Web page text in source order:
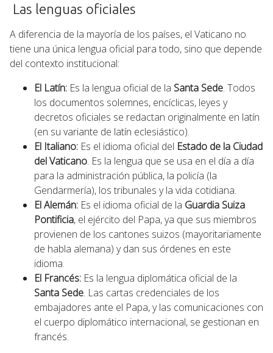
Las lenguas oficiales
A diferencia de la mayoría de los países, el Vaticano no
tiene una única lengua oficial para todo, sino que depende
del contexto institucional:
El Latín: Es la lengua oficial de la Santa Sede. Todos
los documentos solemnes, encíclicas, leyes y
decretos oficiales se redactan originalmente en latín
(en su variante de latín eclesiástico).
El Italiano: Es el idioma oficial del Estado de la Ciudad
del Vaticano. Es la lengua que se usa en el día a día
para la administración pública, la policía (la
Gendarmería), los tribunales y la vida cotidiana.
El Alemán: Es el idioma oficial de la Guardia Suiza
Pontificia, el ejército del Papa, ya que sus miembros
provienen de los cantones suizos (mayoritariamente
de habla alemana) y dan sus órdenes en este
idioma.
El Francés: Es la lengua diplomática oficial de la
Santa Sede. Las cartas credenciales de los
embajadores ante el Papa, y las comunicaciones con
el cuerpo diplomático internacional, se gestionan en
francés.